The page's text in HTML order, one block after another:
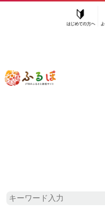
ふるぽ JTBの